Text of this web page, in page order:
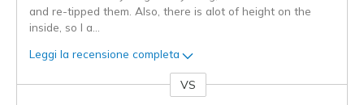
and re-tipped them. Also, there is alot of height on the
inside, so I a
Leggi la recensione completa
VS